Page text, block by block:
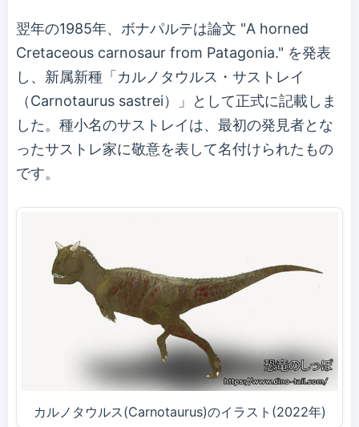
翌年の1985年、ボナパルテは論文 "A horned
Cretaceous carnosaur from Patagonia." を発表
し、新属新種「カルノタウルス・サストレイ
（Carnotaurus sastrei）」として正式に記載しま
した。種小名のサストレイは、最初の発見者とな
ったサストレ家に敬意を表して名付けられたもの
です。
カルノタウルス(Carnotaurus)のイラスト(2022年)